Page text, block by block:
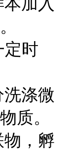
时
涤微
质。
，孵